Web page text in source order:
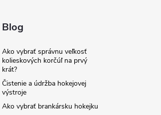
Blog
Ako vybrať správnu veľkosť
kolieskových korčúľ na prvý
krát?
Čistenie a údržba hokejovej
výstroje
Ako vybrať brankársku hokejku